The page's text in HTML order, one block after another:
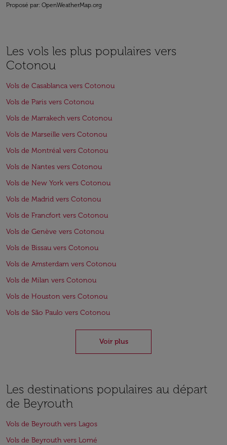
Proposé par: OpenWeatherMap.org
Les vols les plus populaires vers
Cotonou
Vols de Casablanca vers Cotonou
Vols de Paris vers Cotonou
Vols de Marrakech vers Cotonou
Vols de Marseille vers Cotonou
Vols de Montréal vers Cotonou
Vols de Nantes vers Cotonou
Vols de New York vers Cotonou
Vols de Madrid vers Cotonou
Vols de Francfort vers Cotonou
Vols de Genève vers Cotonou
Vols de Bissau vers Cotonou
Vols de Amsterdam vers Cotonou
Vols de Milan vers Cotonou
Vols de Houston vers Cotonou
Vols de São Paulo vers Cotonou
Voir plus
Les destinations populaires au départ
de Beyrouth
Vols de Beyrouth vers Lagos
Vols de Beyrouth vers Lomé